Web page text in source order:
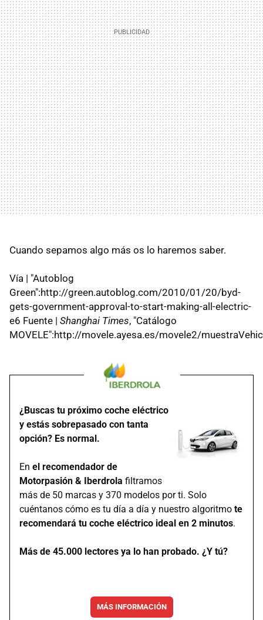
Cuando sepamos algo más os lo haremos saber.
Vía | "Autoblog
Green":http://green.autoblog.com/2010/01/20/byd-
gets-government-approval-to-start-making-all-electric-
e6 Fuente | Shanghai Times, "Catálogo
MOVELE":http://movele.ayesa.es/movele2/
¿Buscas tu próximo coche eléctrico
y estás sobrepasado con tanta
opción? Es normal.
En el recomendador de
Motorpasión & Iberdrola filtramos
más de 50 marcas y 370 modelos por ti. Solo
cuéntanos cómo es tu día a día y nuestro algoritmo te
recomendará tu coche eléctrico ideal en 2 minutos.
Más de 45.000 lectores ya lo han probado. ¿Y tú?
MÁS INFORMACIÓN